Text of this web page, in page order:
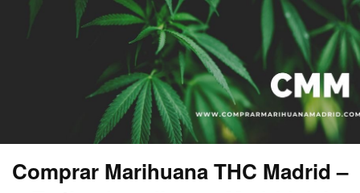
Comprar Marihuana THC Madrid –